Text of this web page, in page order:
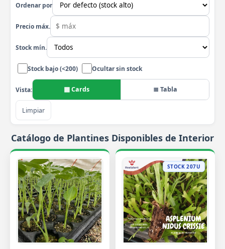
Ordenar por
Precio máx.
Stock mín.
Stock bajo (<200) Ocultar sin stock
Vista: ▦ Cards ≣ Tabla
Limpiar
Catálogo de Plantines Disponibles de Interior
STOCK 207U